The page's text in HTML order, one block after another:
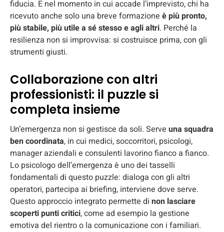
fiducia. E nel momento in cui accade l’imprevisto, chi ha
ricevuto anche solo una breve formazione è più pronto,
più stabile, più utile a sé stesso e agli altri. Perché la
resilienza non si improvvisa: si costruisce prima, con gli
strumenti giusti.
Collaborazione con altri
professionisti: il puzzle si
completa insieme
Un’emergenza non si gestisce da soli. Serve una squadra
ben coordinata, in cui medici, soccorritori, psicologi,
manager aziendali e consulenti lavorino fianco a fianco.
Lo psicologo dell’emergenza è uno dei tasselli
fondamentali di questo puzzle: dialoga con gli altri
operatori, partecipa ai briefing, interviene dove serve.
Questo approccio integrato permette di non lasciare
scoperti punti critici, come ad esempio la gestione
emotiva del rientro o la comunicazione con i familiari.